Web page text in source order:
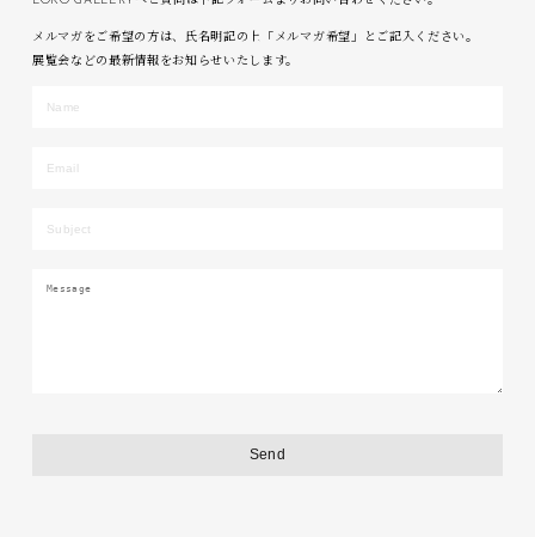
メルマガをご希望の方は、氏名明記の上「メルマガ希望」とご記入ください。
展覧会などの最新情報をお知らせいたします。